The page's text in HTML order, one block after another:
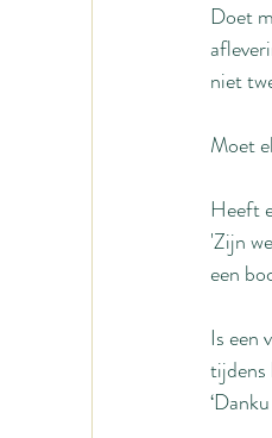
Doet
niet
Moet
Heeft
'Zijn
een
Is een
tijdens